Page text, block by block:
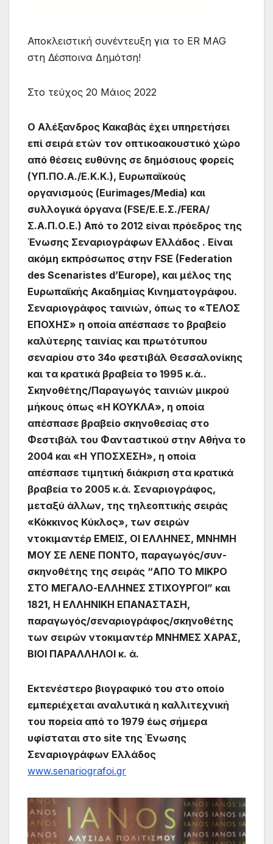
Αποκλειστική συνέντευξη για το ER MAG
στη Δέσποινα Δημότση!
Στο τεύχος 20 Μάιος 2022
Ο Αλέξανδρος Κακαβάς έχει υπηρετήσει
επί σειρά ετών τον οπτικοακουστικό χώρο
από θέσεις ευθύνης σε δημόσιους φορείς
(ΥΠ.ΠΟ.Α./Ε.Κ.Κ.), Ευρωπαϊκούς
οργανισμούς (Eurimages/Media) και
συλλογικά όργανα (FSE/Ε.Ε.Σ./FERA/
Σ.Α.Π.Ο.Ε.) Από το 2012 είναι πρόεδρος της
Ένωσης Σεναριογράφων Ελλάδος . Είναι
ακόμη εκπρόσωπος στην FSE (Federation
des Scenaristes d’Europe), και μέλος της
Ευρωπαϊκής Ακαδημίας Κινηματογράφου.
Σεναριογράφος ταινιών, όπως το «ΤΕΛΟΣ
ΕΠΟΧΗΣ» η οποία απέσπασε το βραβείο
καλύτερης ταινίας και πρωτότυπου
σεναρίου στο 34ο φεστιβάλ Θεσσαλονίκης
και τα κρατικά βραβεία το 1995 κ.ά..
Σκηνοθέτης/Παραγωγός ταινιών μικρού
μήκους όπως «Η ΚΟΥΚΛΑ», η οποία
απέσπασε βραβείο σκηνοθεσίας στο
Φεστιβάλ του Φανταστικού στην Αθήνα το
2004 και «Η ΥΠΟΣΧΕΣΗ», η οποία
απέσπασε τιμητική διάκριση στα κρατικά
βραβεία το 2005 κ.ά. Σεναριογράφος,
μεταξύ άλλων, της τηλεοπτικής σειράς
«Κόκκινος Κύκλος», των σειρών
ντοκιμαντέρ ΕΜΕΙΣ, ΟΙ ΕΛΛΗΝΕΣ, ΜΝΗΜΗ
ΜΟΥ ΣΕ ΛΕΝΕ ΠΟΝΤΟ, παραγωγός/συν-
σκηνοθέτης της σειράς “ΑΠΟ ΤΟ ΜΙΚΡΟ
ΣΤΟ ΜΕΓΑΛΟ-ΕΛΛΗΝΕΣ ΣΤΙΧΟΥΡΓΟΙ” και
1821, Η ΕΛΛΗΝΙΚΗ ΕΠΑΝΑΣΤΑΣΗ,
παραγωγός/σεναριογράφος/σκηνοθέτης
των σειρών ντοκιμαντέρ ΜΝΗΜΕΣ ΧΑΡΑΣ,
ΒΙΟΙ ΠΑΡΑΛΛΗΛΟΙ κ. ά.
Εκτενέστερο βιογραφικό του στο οποίο
εμπεριέχεται αναλυτικά η καλλιτεχνική
του πορεία από το 1979 έως σήμερα
υφίσταται στο site της Ένωσης
Σεναριογράφων Ελλάδος
www.senariografoi.gr